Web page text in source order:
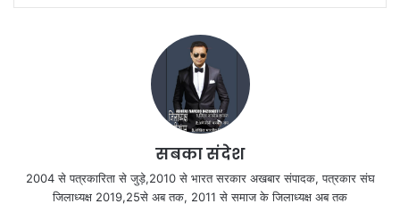
सबका संदेश
2004 से पत्रकारिता से जुड़े,2010 से भारत सरकार अखबार संपादक, पत्रकार संघ
जिलाध्यक्ष 2019,25से अब तक, 2011 से समाज के जिलाध्यक्ष अब तक